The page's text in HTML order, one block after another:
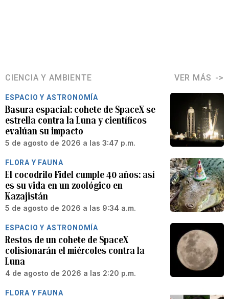
CIENCIA Y AMBIENTE VER MÁS
ESPACIO Y ASTRONOMÍA
Basura espacial: cohete de SpaceX se
estrella contra la Luna y científicos
evalúan su impacto
5 de agosto de 2026 a las 3:47 p.m.
FLORA Y FAUNA
El cocodrilo Fidel cumple 40 años: así
es su vida en un zoológico en
Kazajistán
5 de agosto de 2026 a las 9:34 a.m.
ESPACIO Y ASTRONOMÍA
Restos de un cohete de SpaceX
colisionarán el miércoles contra la
Luna
4 de agosto de 2026 a las 2:20 p.m.
FLORA Y FAUNA